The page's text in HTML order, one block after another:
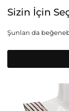
Sizin İçin
Şunları da